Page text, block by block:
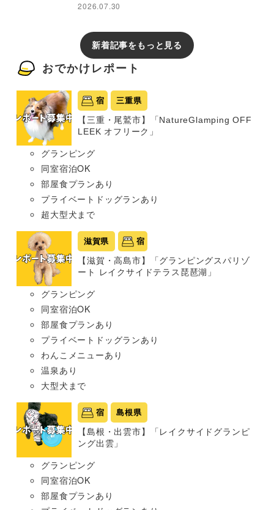
2026.07.30
新着記事をもっと見る
おでかけレポート
宿 三重県
【三重・尾鷲市】「NatureGlamping OFF
LEEK オフリーク」
グランピング
同室宿泊OK
部屋食プランあり
プライベートドッグランあり
超大型犬まで
滋賀県 宿
【滋賀・高島市】「グランピングスパリゾ
ート レイクサイドテラス琵琶湖」
グランピング
同室宿泊OK
部屋食プランあり
プライベートドッグランあり
わんこメニューあり
温泉あり
大型犬まで
宿 島根県
【島根・出雲市】「レイクサイドグランピ
ング出雲」
グランピング
同室宿泊OK
部屋食プランあり